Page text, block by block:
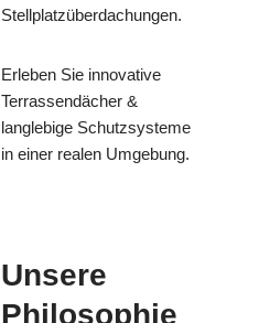
Stellplatzüberdachungen.
Erleben Sie innovative
Terrassendächer &
langlebige Schutzsysteme
in einer realen Umgebung.
Unsere
Philosophie